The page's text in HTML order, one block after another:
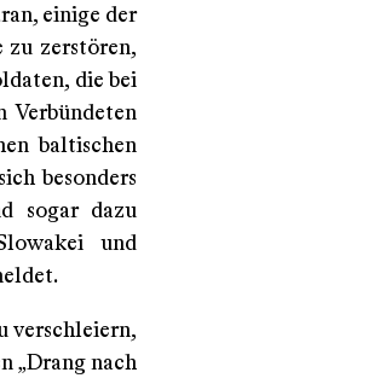
einige der
zu zerstören,
die bei
Verbündeten
baltischen
besonders
sogar dazu
und
verschleiern,
„Drang nach